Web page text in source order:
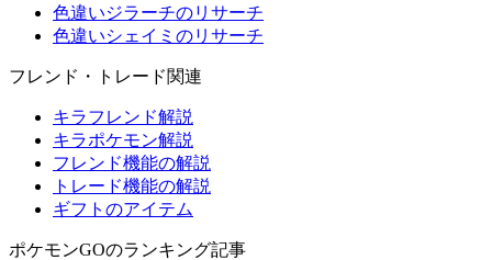
色違いジラーチのリサーチ
色違いシェイミのリサーチ
フレンド・トレード関連
キラフレンド解説
キラポケモン解説
フレンド機能の解説
トレード機能の解説
ギフトのアイテム
ポケモンGOのランキング記事